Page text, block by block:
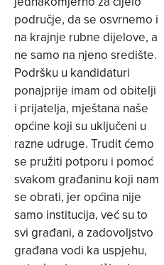
područje, da se osvrnemo i
na krajnje rubne dijelove, a
ne samo na njeno središte.
Podršku u kandidaturi
ponajprije imam od obitelji
i prijatelja, mještana naše
općine koji su uključeni u
razne udruge. Trudit ćemo
se pružiti potporu i pomoć
svakom građaninu koji nam
se obrati, jer općina nije
samo institucija, već su to
svi građani, a zadovoljstvo
građana vodi ka uspjehu,